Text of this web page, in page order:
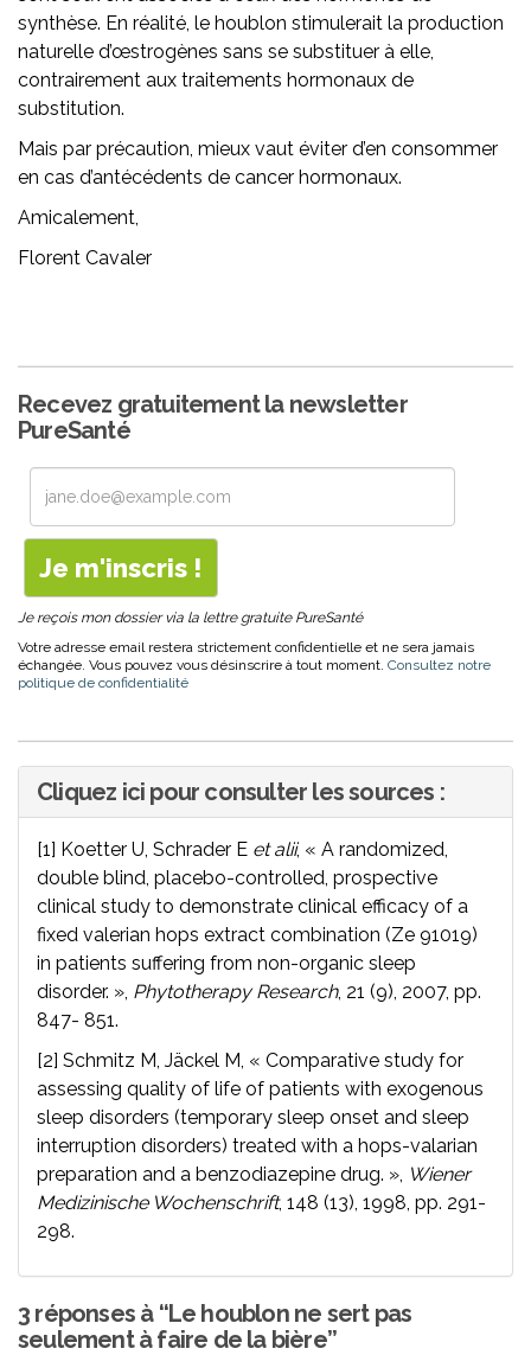
synthèse. En réalité, le houblon stimulerait la production
naturelle d’œstrogènes sans se substituer à elle,
contrairement aux traitements hormonaux de
substitution.
Mais par précaution, mieux vaut éviter d’en consommer
en cas d’antécédents de cancer hormonaux.
Amicalement,
Florent Cavaler
Recevez gratuitement la newsletter
PureSanté
Je reçois mon dossier via la lettre gratuite PureSanté
Votre adresse email restera strictement confidentielle et ne sera jamais
échangée. Vous pouvez vous désinscrire à tout moment. Consultez notre
politique de confidentialité
Cliquez ici pour consulter les sources :
[1] Koetter U, Schrader E et alii, « A randomized,
double blind, placebo-controlled, prospective
clinical study to demonstrate clinical efficacy of a
fixed valerian hops extract combination (Ze 91019)
in patients suffering from non-organic sleep
disorder. », Phytotherapy Research, 21 (9), 2007, pp.
847- 851.
[2] Schmitz M, Jäckel M, « Comparative study for
assessing quality of life of patients with exogenous
sleep disorders (temporary sleep onset and sleep
interruption disorders) treated with a hops-valarian
preparation and a benzodiazepine drug. », Wiener
Medizinische Wochenschrift, 148 (13), 1998, pp. 291-
298.
3 réponses à “Le houblon ne sert pas
seulement à faire de la bière”